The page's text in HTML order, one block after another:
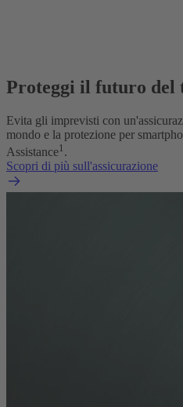
Proteggi il futuro del
Evita gli imprevisti con
mondo e la protezione per
Assistance1 .
Scopri di più sull'assicurazione